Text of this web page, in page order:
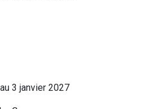
3 janvier 2027